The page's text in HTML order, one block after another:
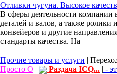
Отливки чугуна. Высокое
В сферы деятельности компании
деталей и валов, а также
конвейеров и другие
стандарты качества. На
Прочие товары и услуги |
Просто О | Раздача ICQ... | -